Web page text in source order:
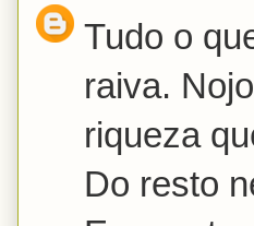
Tudo o
raiva.
riqueza
Do resto